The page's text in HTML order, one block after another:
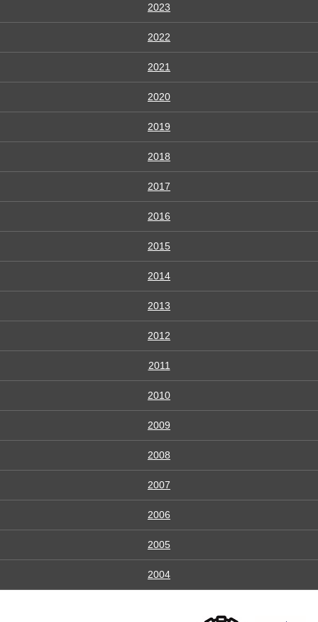
2023
2022
2021
2020
2019
2018
2017
2016
2015
2014
2013
2012
2011
2010
2009
2008
2007
2006
2005
2004